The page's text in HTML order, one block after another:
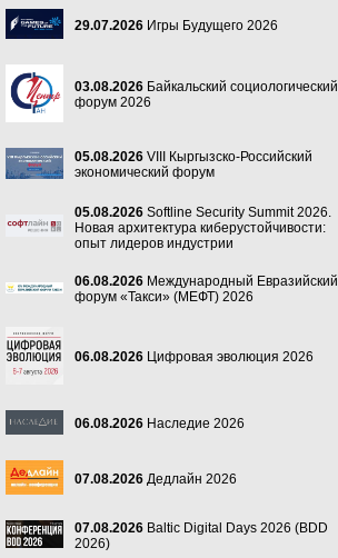
29.07.2026 Игры Будущего 2026
03.08.2026 Байкальский социологический
форум 2026
05.08.2026 VIII Кыргызско-Российский
экономический форум
05.08.2026 Softline Security Summit 2026.
Новая архитектура киберустойчивости:
опыт лидеров индустрии
06.08.2026 Международный Евразийский
форум «Такси» (МЕФТ) 2026
06.08.2026 Цифровая эволюция 2026
06.08.2026 Наследие 2026
07.08.2026 Дедлайн 2026
07.08.2026 Baltic Digital Days 2026 (BDD
2026)